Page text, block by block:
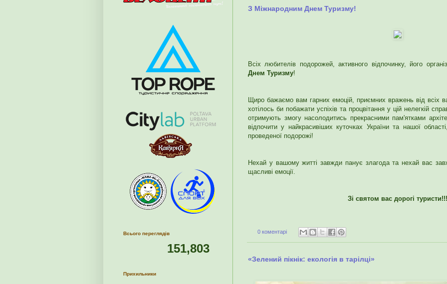
З Міжнародним Днем Туризму!
Всіх любителів подорожей, активного відпочинку, його
Днем Туризму!
Щиро бажаємо вам гарних емоцій, приємних вражень від всіх
хотілось би побажати успіхів та процвітання у цій нелегкій
отримують змогу насолодитись прекрасними пам'ятками
відпочити у найкрасивіших куточках України та нашої
проведеної подорожі!
Нехай у вашому житті завжди панує злагода та нехай вас
щасливі емоції.
Зі святом вас дорогі туристи!!!
0 коментарі
«Зелений пікнік: екологія в тарілці»
Всього переглядів
151,803
Прихильники